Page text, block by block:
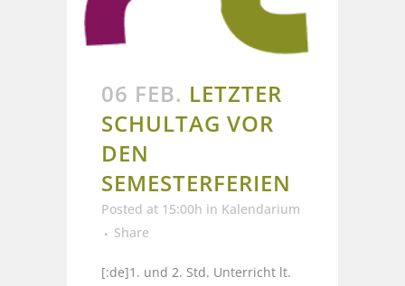
06 FEB. LETZTER
SCHULTAG VOR
DEN
SEMESTERFERIEN
Posted at 15:00h in Kalendarium
Share
[:de]1. und 2. Std. Unterricht lt.